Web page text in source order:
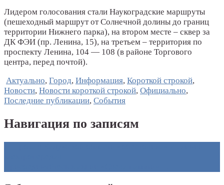
Лидером голосования стали Наукоградские маршруты
(пешеходный маршрут от Солнечной долины до границ
территории Нижнего парка), на втором месте – сквер за
ДК ФЭИ (пр. Ленина, 15), на третьем – территория по
проспекту Ленина, 104 — 108 (в районе Торгового
центра, перед почтой).
Актуально, Город, Информация, Короткой строкой,
Новости, Новости короткой строкой, Официально,
Последние публикации, События
Навигация по записям